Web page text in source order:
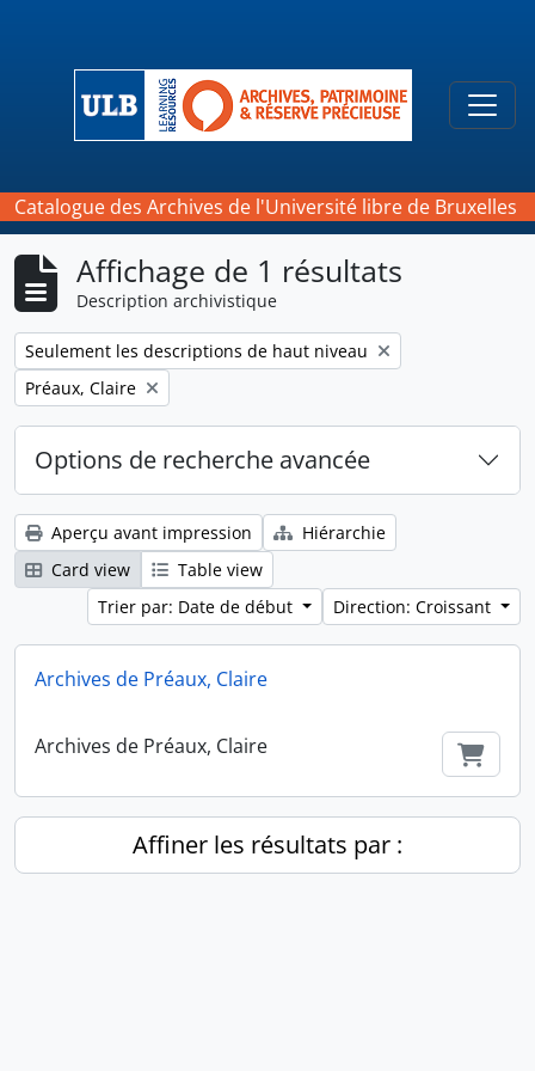
Catalogue des Archives de l'Université libre de Bruxelles
Affichage de 1 résultats
Description archivistique
Remove filter:
Seulement les descriptions de haut niveau
Remove filter:
Préaux, Claire
Options de recherche avancée
Aperçu avant impression
Hiérarchie
Card view
Table view
Trier par: Date de début
Direction: Croissant
Archives de Préaux, Claire
Archives de Préaux, Claire
Affiner les résultats par :